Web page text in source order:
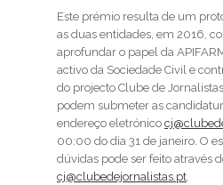
Este prémio resulta de um
as duas entidades, em 2016,
aprofundar o papel da
activo da Sociedade Civil e
do projecto Clube de
podem submeter as
endereço eletrónico
00:00 do dia 31 de janeiro. O
dúvidas pode ser feito através
cj@clubedejornalistas.pt